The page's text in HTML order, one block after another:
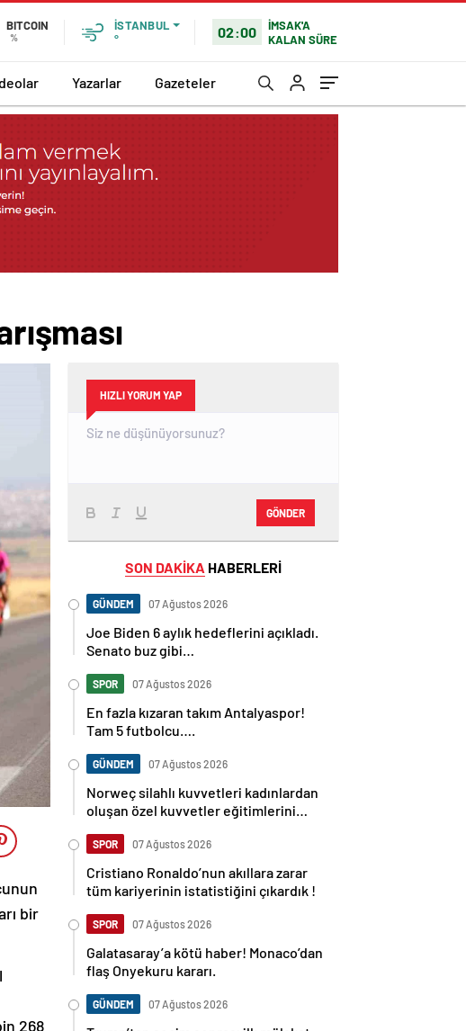
BITCOIN
%
İSTANBUL
°
02:00
İMSAK'A
KALAN SÜRE
Yazarlar Gazeteler
bir
268
HIZLI YORUM YAP
GÖNDER
SON DAKİKA HABERLERİ
GÜNDEM 07 Ağustos 2026
Joe Biden 6 aylık hedeflerini açıkladı.
Senato buz gibi…
SPOR 07 Ağustos 2026
En fazla kızaran takım Antalyaspor!
Tam 5 futbolcu….
GÜNDEM 07 Ağustos 2026
Norweç silahlı kuvvetleri kadınlardan
oluşan özel kuvvetler eğitimlerini
SPOR 07 Ağustos 2026
Cristiano Ronaldo’nun akıllara zarar
tüm kariyerinin istatistiğini çıkardık !
SPOR 07 Ağustos 2026
Galatasaray’a kötü haber! Monaco’dan
flaş Onyekuru kararı.
GÜNDEM 07 Ağustos 2026